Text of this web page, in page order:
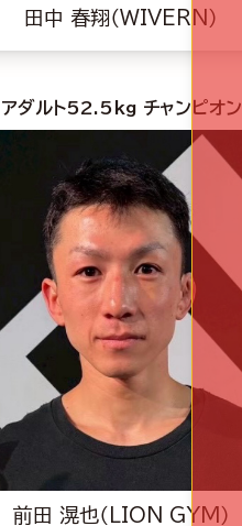
田中 春翔（WIVERN）
アダルト52.5kg チャンピオン
前田 滉也（LION GYM）